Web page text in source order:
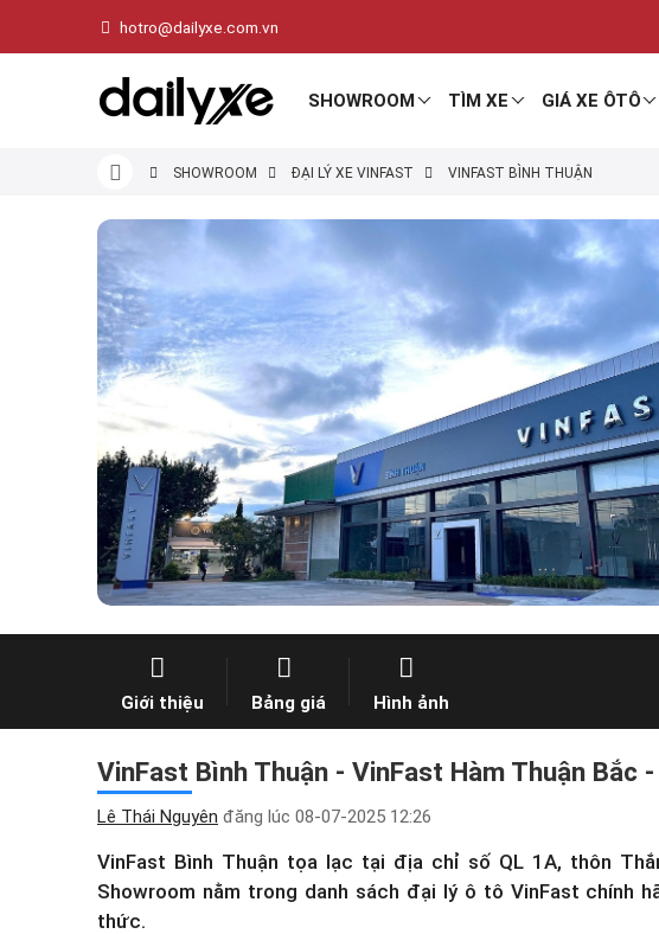
hotro@dailyxe.com.vn
SHOWROOM TÌM XE GIÁ XE ÔTÔ
SHOWROOM ĐẠI LÝ XE VINFAST VINFAST BÌNH THUẬN
Giới thiệu Bảng giá Hình ảnh
VinFast Bình Thuận - VinFast Hàm Thuận Bắc
Lê Thái Nguyên đăng lúc 08-07-2025 12:26
VinFast Bình Thuận tọa lạc tại địa chỉ số QL 1A, thôn
Showroom nằm trong danh sách đại lý ô tô VinFast chính
thức.